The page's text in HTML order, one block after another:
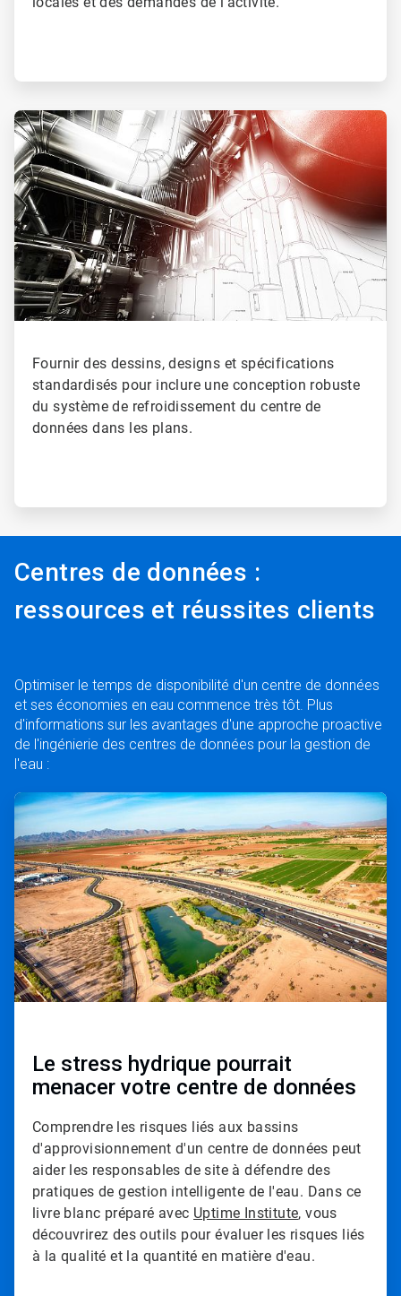
ArticleTile
4
de
4
Fournir des dessins, designs et spécifications
standardisés pour inclure une conception robuste
du système de refroidissement du centre de
données dans les plans.
Centres de données :
ressources et réussites clients
Optimiser le temps de disponibilité d'un centre de données
et ses économies en eau commence très tôt. Plus
d'informations sur les avantages d'une approche proactive
de l'ingénierie des centres de données pour la gestion de
l'eau :
A
r
i
c
l
e
T
i
l
e
1
d
Le stress hydrique pourrait
menacer votre centre de données
Comprendre les risques liés aux bassins
d'approvisionnement d'un centre de données peut
aider les responsables de site à défendre des
pratiques de gestion intelligente de l'eau. Dans ce
livre blanc préparé avec Uptime Institute, vous
découvrirez des outils pour évaluer les risques liés
à la qualité et la quantité en matière d'eau.